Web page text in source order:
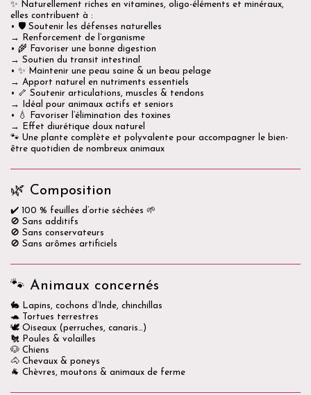
✨ Naturellement riches en vitamines, oligo-éléments et minéraux,
elles contribuent à :
• 🛡️ Soutenir les défenses naturelles
→ Renforcement de l’organisme
• 🌾 Favoriser une bonne digestion
→ Soutien du transit intestinal
• ✨ Maintenir une peau saine & un beau pelage
→ Apport naturel en nutriments essentiels
• 🦴 Soutenir articulations, muscles & tendons
→ Idéal pour animaux actifs et seniors
• 💧 Favoriser l’élimination des toxines
→ Effet diurétique doux naturel
🐾 Une plante complète et polyvalente pour accompagner le bien-
être quotidien de nombreux animaux
🌿 Composition
✔️ 100 % feuilles d’ortie séchées 🌱
🚫 Sans additifs
🚫 Sans conservateurs
🚫 Sans arômes artificiels
🐾 Animaux concernés
🐇 Lapins, cochons d’Inde, chinchillas
🐢 Tortues terrestres
🕊️ Oiseaux (perruches, canaris…)
🐔 Poules & volailles
🐶 Chiens
🐴 Chevaux & poneys
🐐 Chèvres, moutons & animaux de ferme